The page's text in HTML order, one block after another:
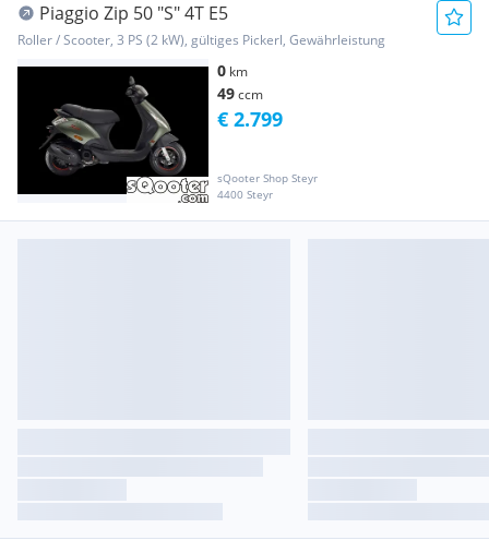
Piaggio Zip 50 "S" 4T E5
Roller / Scooter, 3 PS (2 kW), gültiges Pickerl, Gewährleistung
0 km
49ccm
sQooter Shop Steyr
4400 Steyr
€ 2.799